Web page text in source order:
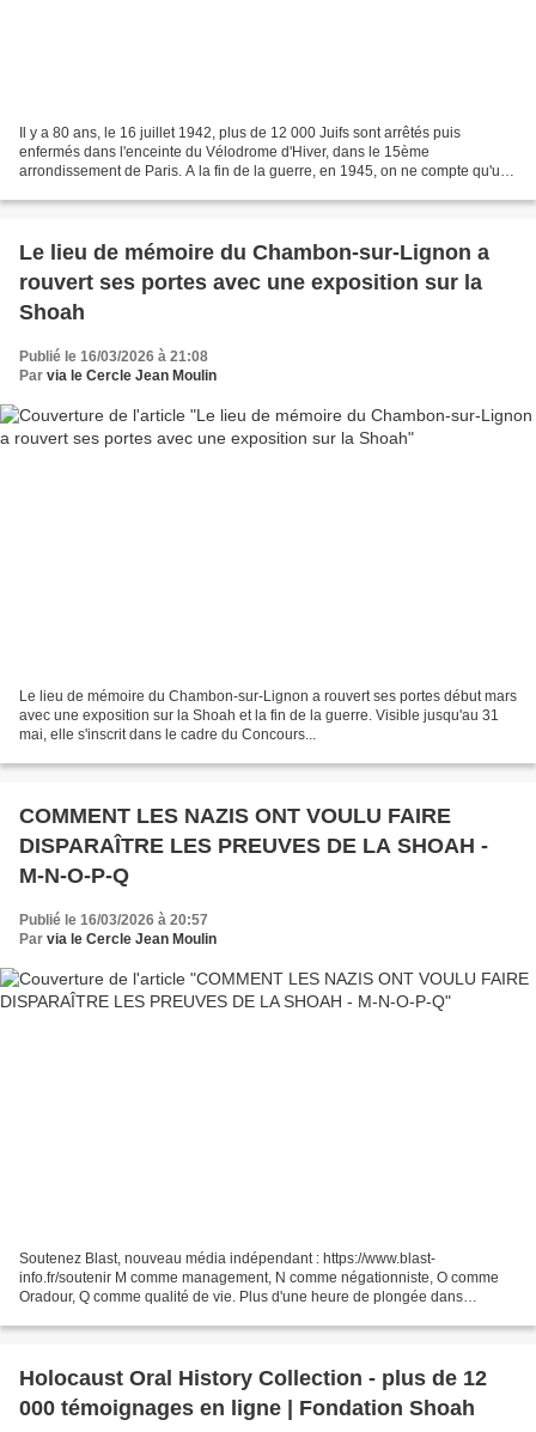
Il y a 80 ans, le 16 juillet 1942, plus de 12 000 Juifs sont arrêtés puis
enfermés dans l'enceinte du Vélodrome d'Hiver, dans le 15ème
arrondissement de Paris. A la fin de la guerre, en 1945, on ne compte qu'une
Le lieu de mémoire du Chambon-sur-Lignon a
rouvert ses portes avec une exposition sur la
Shoah
Publié le 16/03/2026 à 21:08
Par via le Cercle Jean Moulin
Le lieu de mémoire du Chambon-sur-Lignon a rouvert ses portes début mars
avec une exposition sur la Shoah et la fin de la guerre. Visible jusqu'au 31
mai, elle s'inscrit dans le cadre du Concours...
COMMENT LES NAZIS ONT VOULU FAIRE
DISPARAÎTRE LES PREUVES DE LA SHOAH -
M-N-O-P-Q
Publié le 16/03/2026 à 20:57
Par via le Cercle Jean Moulin
Soutenez Blast, nouveau média indépendant : https://www.blast-
info.fr/soutenir M comme management, N comme négationniste, O comme
Oradour, Q comme qualité de vie. Plus d'une heure de plongée dans
Holocaust Oral History Collection - plus de 12
000 témoignages en ligne | Fondation Shoah